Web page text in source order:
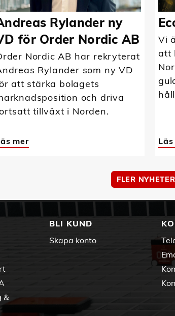
Rylander ny
för Order Nordic AB
Nordic AB har rekryterat
Rylander som ny VD
att stärka bolagets
och driva
tillväxt i Norden.
mer
Vi
att
FLER
&
BLI KUND
Skapa konto